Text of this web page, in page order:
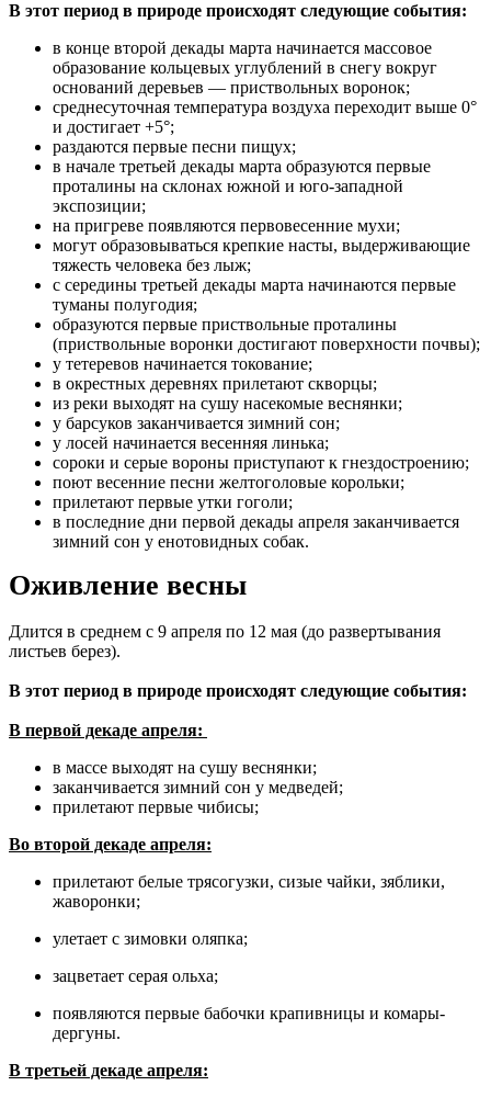
В этот период в природе происходят следующие события:
в конце второй декады марта начинается массовое
образование кольцевых углублений в снегу вокруг
оснований деревьев — приствольных воронок;
среднесуточная температура воздуха переходит выше 0°
и достигает +5°;
раздаются первые песни пищух;
в начале третьей декады марта образуются первые
проталины на склонах южной и юго-западной
экспозиции;
на пригреве появляются первовесенние мухи;
могут образовываться крепкие насты, выдерживающие
тяжесть человека без лыж;
с середины третьей декады марта начинаются первые
туманы полугодия;
образуются первые приствольные проталины
(приствольные воронки достигают поверхности почвы);
у тетеревов начинается токование;
в окрестных деревнях прилетают скворцы;
из реки выходят на сушу насекомые веснянки;
у барсуков заканчивается зимний сон;
у лосей начинается весенняя линька;
сороки и серые вороны приступают к гнездостроению;
поют весенние песни желтоголовые корольки;
прилетают первые утки гоголи;
в последние дни первой декады апреля заканчивается
зимний сон у енотовидных собак.
Оживление весны
Длится в среднем с 9 апреля по 12 мая (до развертывания
листьев берез).
В этот период в природе происходят следующие события:
В первой декаде апреля:
в массе выходят на сушу веснянки;
заканчивается зимний сон у медведей;
прилетают первые чибисы;
Во второй декаде апреля:
прилетают белые трясогузки, сизые чайки, зяблики,
жаворонки;
улетает с зимовки оляпка;
зацветает серая ольха;
появляются первые бабочки крапивницы и комары-
дергуны.
В третьей декаде апреля: